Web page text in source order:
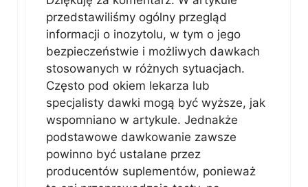
przedstawiliśmy ogólny przegląd
informacji o inozytolu, w tym o jego
bezpieczeństwie i możliwych dawkach
stosowanych w różnych sytuacjach.
Często pod okiem lekarza lub
specjalisty dawki mogą być wyższe, jak
wspomniano w artykule. Jednakże
podstawowe dawkowanie zawsze
powinno być ustalane przez
producentów suplementów, ponieważ